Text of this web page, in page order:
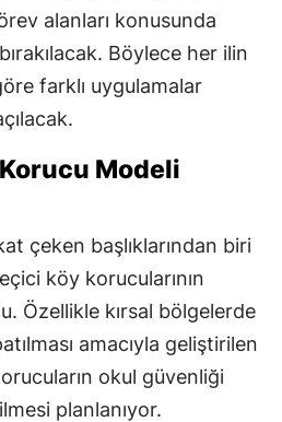
alanları konusunda
Böylece her ilin
farklı uygulamalar
Modeli
çeken başlıklarından biri
köy korucularının
Özellikle kırsal bölgelerde
amacıyla geliştirilen
okul güvenliği
planlanıyor.